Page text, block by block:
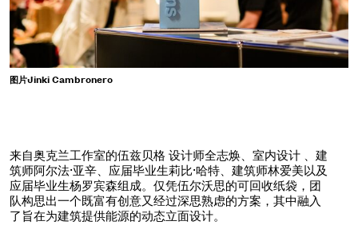
图片Jinki Cambronero
来自奥克兰工作室的伍兹贝格 设计师全志焕、室内设计 、建
筑师阿尔法·亚辛、应届毕业生莉比·哈特、建筑师林爱美以及
应届毕业生杨罗宾森组成。仅凭伍尔沃思的可回收纸袋，团
队构思出一个既富有创意又经过深思熟虑的方案，其中融入
了旨在为建筑提供能源的动态立面设计。